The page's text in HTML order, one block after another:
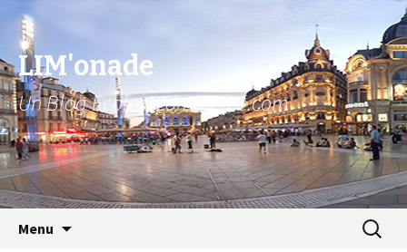
LIM'onade
Un Blog Ecoles2commerce.com
Menu
pour :